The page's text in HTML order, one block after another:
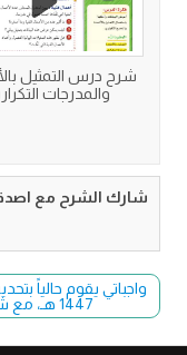
شرح درس التمثيل
والمدرجات
شارك الشرح مع
واجباتي يقوم حالياً
1447 هـ، مع شرح تفاعلي ونماذج اختبارات حصرية.